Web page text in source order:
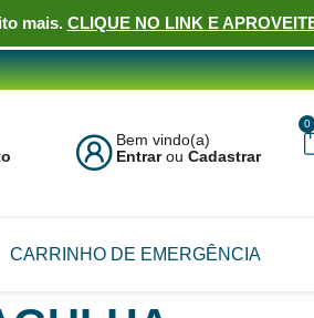
mais. CLIQUE NO LINK E
Bem vindo(a)
EntrarouCadastrar
0
CARRINHO DE EMERGÊNCIA